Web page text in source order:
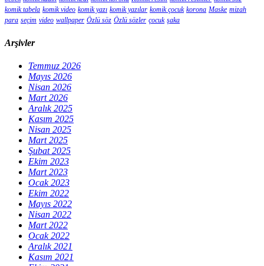
komik tabela komik video komik yazı komik yazılar komik çocuk korona Maske mizah
para seçim video wallpaper Özlü söz Özlü sözler çocuk şaka
Arşivler
Temmuz 2026
Mayıs 2026
Nisan 2026
Mart 2026
Aralık 2025
Kasım 2025
Nisan 2025
Mart 2025
Şubat 2025
Ekim 2023
Mart 2023
Ocak 2023
Ekim 2022
Mayıs 2022
Nisan 2022
Mart 2022
Ocak 2022
Aralık 2021
Kasım 2021